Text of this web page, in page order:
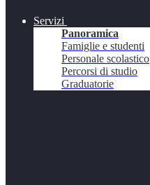
Servizi
Panoramica
Famiglie e studenti
Personale scolastico
Percorsi di studio
Graduatorie